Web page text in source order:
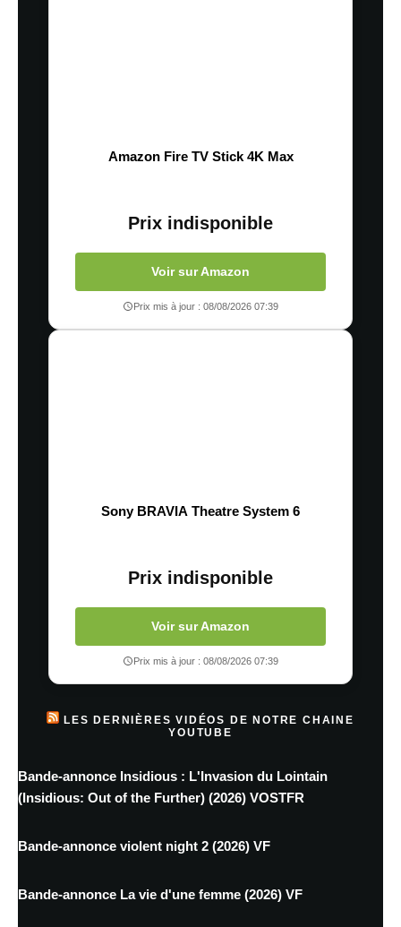
Amazon Fire TV Stick 4K Max
Prix indisponible
Voir sur Amazon
Prix mis à jour : 08/08/2026 07:39
Sony BRAVIA Theatre System 6
Prix indisponible
Voir sur Amazon
Prix mis à jour : 08/08/2026 07:39
LES DERNIÈRES VIDÉOS DE NOTRE CHAINE
YOUTUBE
Bande-annonce Insidious : L'Invasion du Lointain
(Insidious: Out of the Further) (2026) VOSTFR
Bande-annonce violent night 2 (2026) VF
Bande-annonce La vie d'une femme (2026) VF